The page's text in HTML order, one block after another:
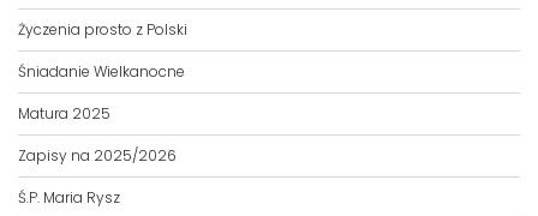
Życzenia prosto z Polski
Śniadanie Wielkanocne
Matura 2025
Zapisy na 2025/2026
Ś.P. Maria Rysz